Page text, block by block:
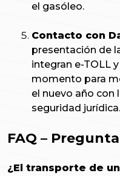
el gasóleo.
Contacto con
presentación de
integran e-TOLL
momento para
el nuevo año con
seguridad jurídica.
FAQ –
¿El transporte de